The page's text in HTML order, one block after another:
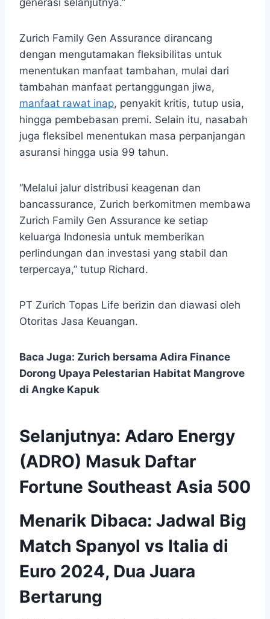
generasi selanjutnya.”
Zurich Family Gen Assurance dirancang
dengan mengutamakan fleksibilitas untuk
menentukan manfaat tambahan, mulai dari
tambahan manfaat pertanggungan jiwa,
manfaat rawat inap, penyakit kritis, tutup usia,
hingga pembebasan premi. Selain itu, nasabah
juga fleksibel menentukan masa perpanjangan
asuransi hingga usia 99 tahun.
“Melalui jalur distribusi keagenan dan
bancassurance, Zurich berkomitmen membawa
Zurich Family Gen Assurance ke setiap
keluarga Indonesia untuk memberikan
perlindungan dan investasi yang stabil dan
terpercaya,” tutup Richard.
PT Zurich Topas Life berizin dan diawasi oleh
Otoritas Jasa Keuangan.
Baca Juga: Zurich bersama Adira Finance
Dorong Upaya Pelestarian Habitat Mangrove
di Angke Kapuk
Selanjutnya: Adaro Energy
(ADRO) Masuk Daftar
Fortune Southeast Asia 500
Menarik Dibaca: Jadwal Big
Match Spanyol vs Italia di
Euro 2024, Dua Juara
Bertarung